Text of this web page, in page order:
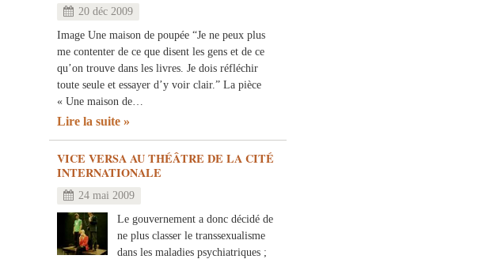
20 déc 2009
Image Une maison de poupée “Je ne peux plus
me contenter de ce que disent les gens et de ce
qu’on trouve dans les livres. Je dois réfléchir
toute seule et essayer d’y voir clair.” La pièce
« Une maison de…
Lire la suite
VICE VERSA AU THÉÂTRE DE LA CITÉ
INTERNATIONALE
24 mai 2009
Le gouvernement a donc décidé de
ne plus classer le transsexualisme
dans les maladies psychiatriques ;